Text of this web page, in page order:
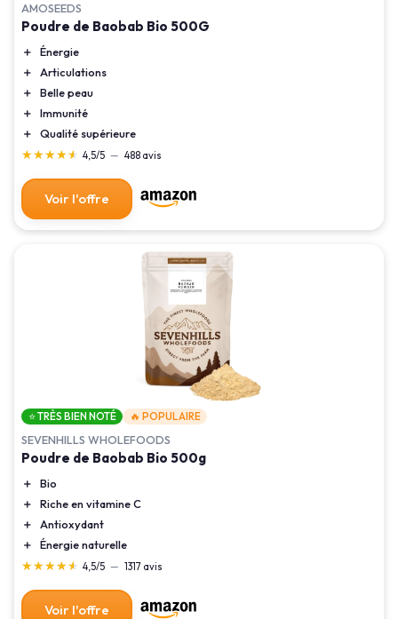
AMOSEEDS
Poudre de Baobab Bio 500G
＋
Énergie
＋
Articulations
＋
Belle peau
＋
Immunité
＋
Qualité supérieure
★★★★★
★★★★★ 4,5/5 — 488 avis
Voir l'offre
⭐ TRÈS BIEN NOTÉ 🔥 POPULAIRE
SEVENHILLS WHOLEFOODS
Poudre de Baobab Bio 500g
＋
Bio
＋
Riche en vitamine C
＋
Antioxydant
＋
Énergie naturelle
★★★★★
★★★★★ 4,5/5 — 1317 avis
Voir l'offre